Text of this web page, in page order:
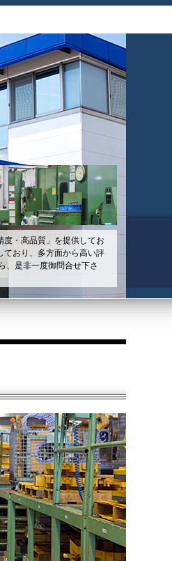
度・高品質」を提供してお
ており、多方面から高い評
、是非一度御問合せ下さ